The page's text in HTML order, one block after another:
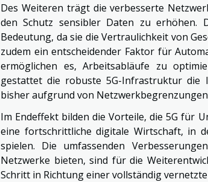
Des Weiteren trägt die verbesserte
den Schutz sensibler Daten zu erhöhen.
Bedeutung, da sie die Vertraulichkeit von
zudem ein entscheidender Faktor für
ermöglichen es, Arbeitsabläufe zu
gestattet die robuste 5G-Infrastruktur die
bisher aufgrund von
Im Endeffekt bilden die Vorteile, die 5G für
eine fortschrittliche digitale Wirtschaft, in
spielen. Die umfassenden
Netzwerke bieten, sind für die
Schritt in Richtung einer vollständig